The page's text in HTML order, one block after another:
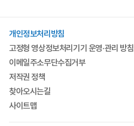
개인정보처리방침
고정형 영상정보처리기기 운영·관리 방침
이메일주소무단수집거부
저작권 정책
찾아오시는길
사이트맵